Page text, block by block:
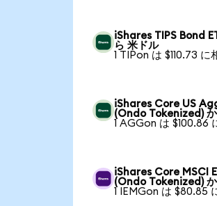
iShares TIPS Bond
ら 米ドル
1 TIPon は $110.73 に
iShares Core US
(Ondo Tokenized)
1 AGGon は $100.86
iShares Core MSCI
(Ondo Tokenized)
1 IEMGon は $80.85